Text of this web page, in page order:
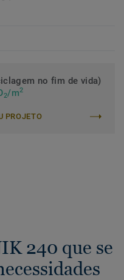
no fim de vida)
2/m2
PROJETO
240 que se